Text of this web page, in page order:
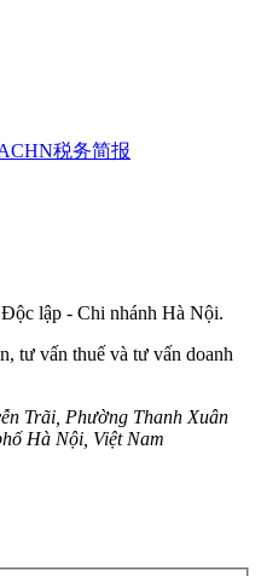
税务简报
lập - Chi nhánh Hà Nội.
tư vấn thuế và tư vấn doanh
Trãi, Phường Thanh Xuân
Hà Nội, Việt Nam